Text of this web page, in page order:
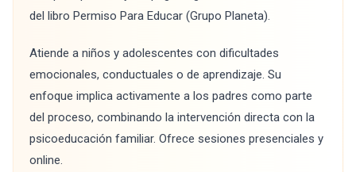
del libro Permiso Para Educar (Grupo Planeta).
Atiende a niños y adolescentes con dificultades
emocionales, conductuales o de aprendizaje. Su
enfoque implica activamente a los padres como parte
del proceso, combinando la intervención directa con la
psicoeducación familiar. Ofrece sesiones presenciales y
online.